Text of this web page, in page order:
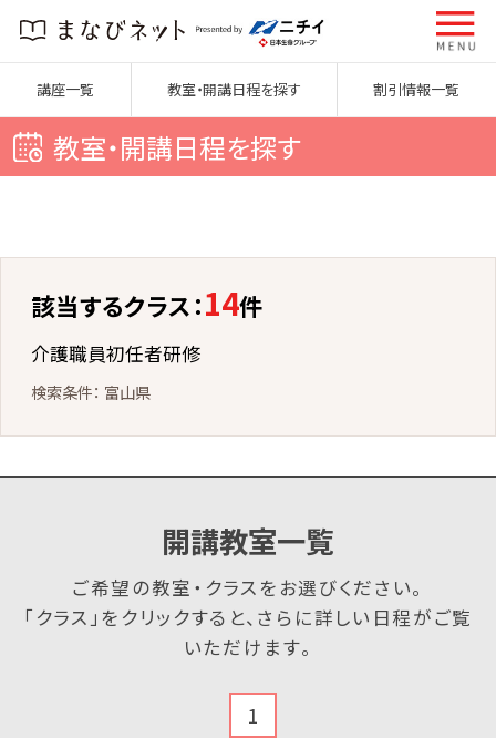
講座一覧 教室・開講日程を探す 割引情報一覧
教室・開講日程を探す
該当するクラス：14件
介護職員初任者研修
富山県
開講教室一覧
ご希望の教室・クラスをお選びください。
「クラス」をクリックすると、さらに詳しい日程がご覧
いただけます。
1